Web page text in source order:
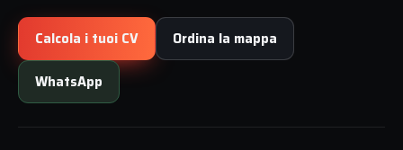
Calcola i tuoi CV Ordina la mappa
WhatsApp